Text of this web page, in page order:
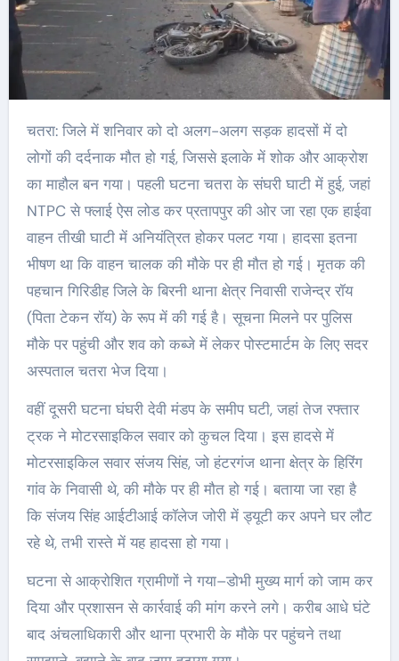
चतरा: जिले में शनिवार को दो अलग-अलग सड़क हादसों में दो
लोगों की दर्दनाक मौत हो गई, जिससे इलाके में शोक और आक्रोश
का माहौल बन गया। पहली घटना चतरा के संघरी घाटी में हुई, जहां
NTPC से फ्लाई ऐस लोड कर प्रतापपुर की ओर जा रहा एक हाईवा
वाहन तीखी घाटी में अनियंत्रित होकर पलट गया। हादसा इतना
भीषण था कि वाहन चालक की मौके पर ही मौत हो गई। मृतक की
पहचान गिरिडीह जिले के बिरनी थाना क्षेत्र निवासी राजेन्द्र रॉय
(पिता टेकन रॉय) के रूप में की गई है। सूचना मिलने पर पुलिस
मौके पर पहुंची और शव को कब्जे में लेकर पोस्टमार्टम के लिए सदर
अस्पताल चतरा भेज दिया।
वहीं दूसरी घटना घंघरी देवी मंडप के समीप घटी, जहां तेज रफ्तार
ट्रक ने मोटरसाइकिल सवार को कुचल दिया। इस हादसे में
मोटरसाइकिल सवार संजय सिंह, जो हंटरगंज थाना क्षेत्र के हिरिंग
गांव के निवासी थे, की मौके पर ही मौत हो गई। बताया जा रहा है
कि संजय सिंह आईटीआई कॉलेज जोरी में ड्यूटी कर अपने घर लौट
रहे थे, तभी रास्ते में यह हादसा हो गया।
घटना से आक्रोशित ग्रामीणों ने गया–डोभी मुख्य मार्ग को जाम कर
दिया और प्रशासन से कार्रवाई की मांग करने लगे। करीब आधे घंटे
बाद अंचलाधिकारी और थाना प्रभारी के मौके पर पहुंचने तथा